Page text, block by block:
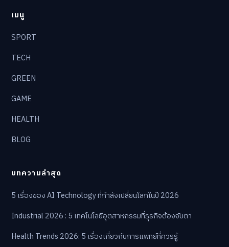
เมนู
SPORT
TECH
GREEN
GAME
HEALTH
BLOG
บทความล่าสุด
5 เรื่องของ AI Technology ที่กำลังเปลี่ยนโลกในปี 2026
Industrial 2026 : 5 เทคโนโลยีอุตสาหกรรมที่ธุรกิจต้องจับตา
Health Trends 2026: 5 เรื่องเกี่ยวกับการแพทย์ที่ควรรู้